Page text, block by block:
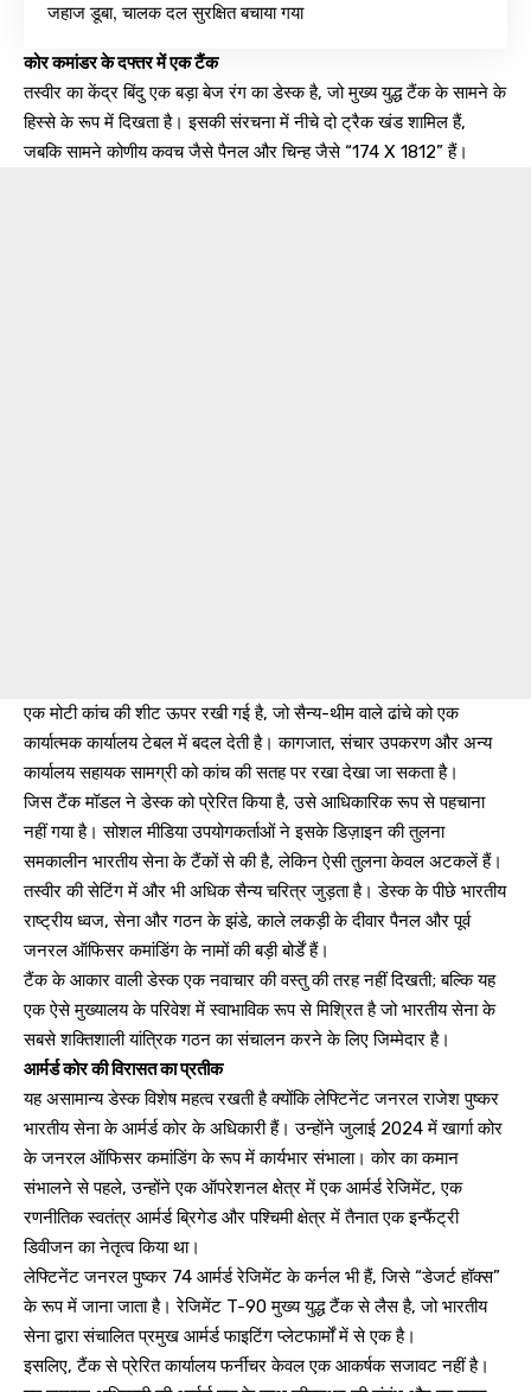
जहाज डूबा, चालक दल सुरक्षित बचाया गया
कोर कमांडर के दफ्तर में एक टैंक
तस्वीर का केंद्र बिंदु एक बड़ा बेज रंग का डेस्क है, जो मुख्य युद्ध टैंक के सामने के
हिस्से के रूप में दिखता है। इसकी संरचना में नीचे दो ट्रैक खंड शामिल हैं,
जबकि सामने कोणीय कवच जैसे पैनल और चिन्ह जैसे “174 X 1812” हैं।
एक मोटी कांच की शीट ऊपर रखी गई है, जो सैन्य-थीम वाले ढांचे को एक
कार्यात्मक कार्यालय टेबल में बदल देती है। कागजात, संचार उपकरण और अन्य
कार्यालय सहायक सामग्री को कांच की सतह पर रखा देखा जा सकता है।
जिस टैंक मॉडल ने डेस्क को प्रेरित किया है, उसे आधिकारिक रूप से पहचाना
नहीं गया है। सोशल मीडिया उपयोगकर्ताओं ने इसके डिज़ाइन की तुलना
समकालीन भारतीय सेना के टैंकों से की है, लेकिन ऐसी तुलना केवल अटकलें हैं।
तस्वीर की सेटिंग में और भी अधिक सैन्य चरित्र जुड़ता है। डेस्क के पीछे भारतीय
राष्ट्रीय ध्वज, सेना और गठन के झंडे, काले लकड़ी के दीवार पैनल और पूर्व
जनरल ऑफिसर कमांडिंग के नामों की बड़ी बोर्डें हैं।
टैंक के आकार वाली डेस्क एक नवाचार की वस्तु की तरह नहीं दिखती; बल्कि यह
एक ऐसे मुख्यालय के परिवेश में स्वाभाविक रूप से मिश्रित है जो भारतीय सेना के
सबसे शक्तिशाली यांत्रिक गठन का संचालन करने के लिए जिम्मेदार है।
आर्मर्ड कोर की विरासत का प्रतीक
यह असामान्य डेस्क विशेष महत्व रखती है क्योंकि लेफ्टिनेंट जनरल राजेश पुष्कर
भारतीय सेना के आर्मर्ड कोर के अधिकारी हैं। उन्होंने जुलाई 2024 में खार्गा कोर
के जनरल ऑफिसर कमांडिंग के रूप में कार्यभार संभाला। कोर का कमान
संभालने से पहले, उन्होंने एक ऑपरेशनल क्षेत्र में एक आर्मर्ड रेजिमेंट, एक
रणनीतिक स्वतंत्र आर्मर्ड ब्रिगेड और पश्चिमी क्षेत्र में तैनात एक इन्फैंट्री
डिवीजन का नेतृत्व किया था।
लेफ्टिनेंट जनरल पुष्कर 74 आर्मर्ड रेजिमेंट के कर्नल भी हैं, जिसे “डेजर्ट हॉक्स”
के रूप में जाना जाता है। रेजिमेंट T-90 मुख्य युद्ध टैंक से लैस है, जो भारतीय
सेना द्वारा संचालित प्रमुख आर्मर्ड फाइटिंग प्लेटफार्मों में से एक है।
इसलिए, टैंक से प्रेरित कार्यालय फर्नीचर केवल एक आकर्षक सजावट नहीं है।